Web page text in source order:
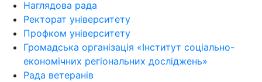
Наглядова рада
Ректорат університету
Профком університету
Громадська організація «Інститут соціально-
економічних регіональних досліджень»
Рада ветеранів